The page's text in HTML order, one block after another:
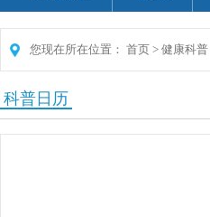
您现在所在位置： 首页 > 健康科普
科普日历